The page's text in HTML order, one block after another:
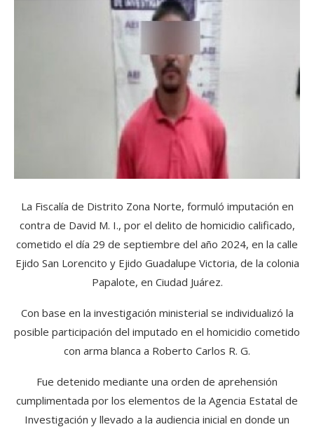
La Fiscalía de Distrito Zona Norte, formuló imputación en
contra de David M. I., por el delito de homicidio calificado,
cometido el día 29 de septiembre del año 2024, en la calle
Ejido San Lorencito y Ejido Guadalupe Victoria, de la colonia
Papalote, en Ciudad Juárez.
Con base en la investigación ministerial se individualizó la
posible participación del imputado en el homicidio cometido
con arma blanca a Roberto Carlos R. G.
Fue detenido mediante una orden de aprehensión
cumplimentada por los elementos de la Agencia Estatal de
Investigación y llevado a la audiencia inicial en donde un